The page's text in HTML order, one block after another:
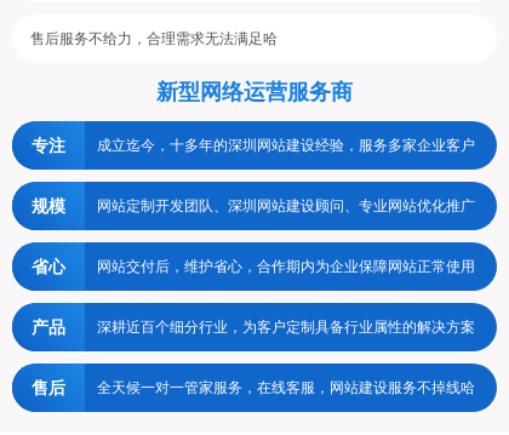
售后服务不给力，合理需求无法满足哈
新型网络运营服务商
专注 成立迄今，十多年的深圳网站建设经验，服务多家企业客户
规模 网站定制开发团队、深圳网站建设顾问、专业网站优化推广
省心 网站交付后，维护省心，合作期内为企业保障网站正常使用
产品 深耕近百个细分行业，为客户定制具备行业属性的解决方案
售后 全天候一对一管家服务，在线客服，网站建设服务不掉线哈